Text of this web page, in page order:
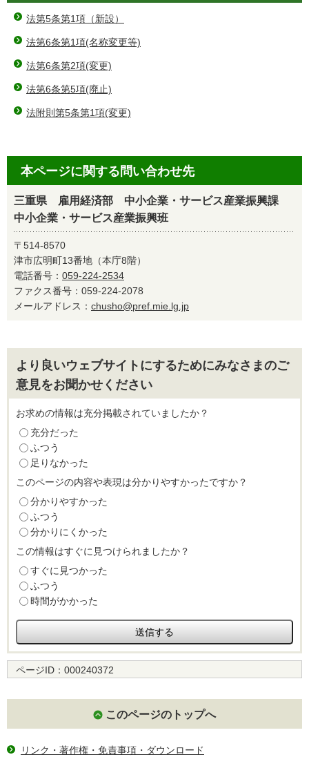
法第5条第1項（新設）
法第6条第1項(名称変更等)
法第6条第2項(変更)
法第6条第5項(廃止)
法附則第5条第1項(変更)
本ページに関する問い合わせ先
三重県 雇用経済部 中小企業・サービス産業振興課
中小企業・サービス産業振興班
〒514-8570
津市広明町13番地（本庁8階）
電話番号： 059-224-2534
ファクス番号：059-224-2078
メールアドレス： chusho@pref.mie.lg.jp
より良いウェブサイトにするためにみなさまのご
意見をお聞かせください
お求めの情報は充分掲載されていましたか？
充分だった
ふつう
足りなかった
このページの内容や表現は分かりやすかったですか？
分かりやすかった
ふつう
分かりにくかった
この情報はすぐに見つけられましたか？
すぐに見つかった
ふつう
時間がかかった
ページID： 000240372
このページのトップへ
リンク・著作権・免責事項・ダウンロード